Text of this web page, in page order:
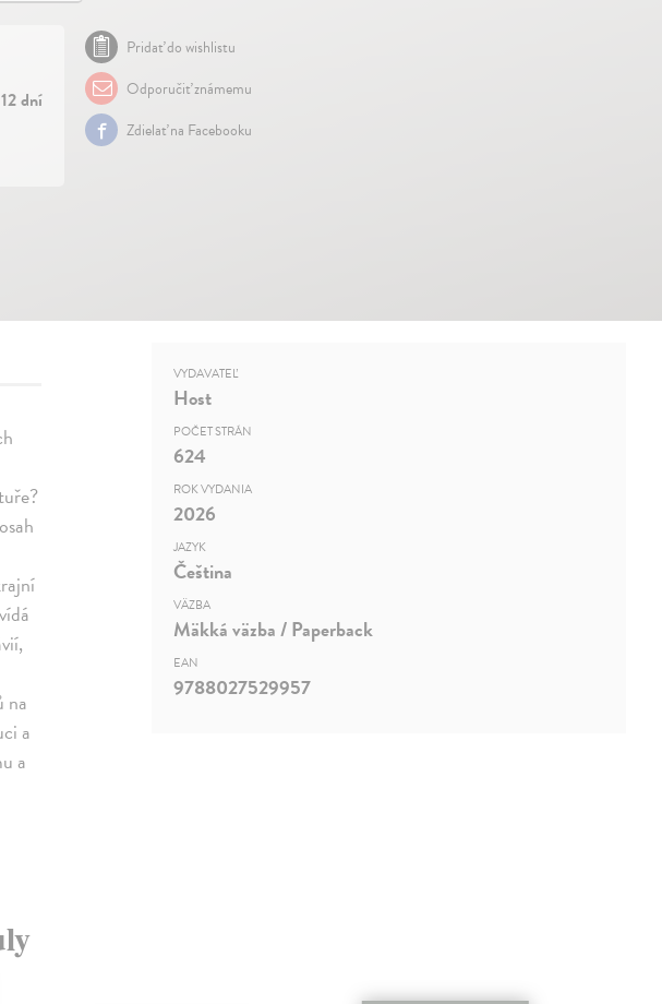
dní
Pridať do wishlistu
Odporučiť známemu
Zdielať na Facebooku
na
a
a
VYDAVATEĽ
Host
POČET STRÁN
624
ROK VYDANIA
2026
JAZYK
Čeština
VÄZBA
Mäkká väzba / Paperback
EAN
9788027529957